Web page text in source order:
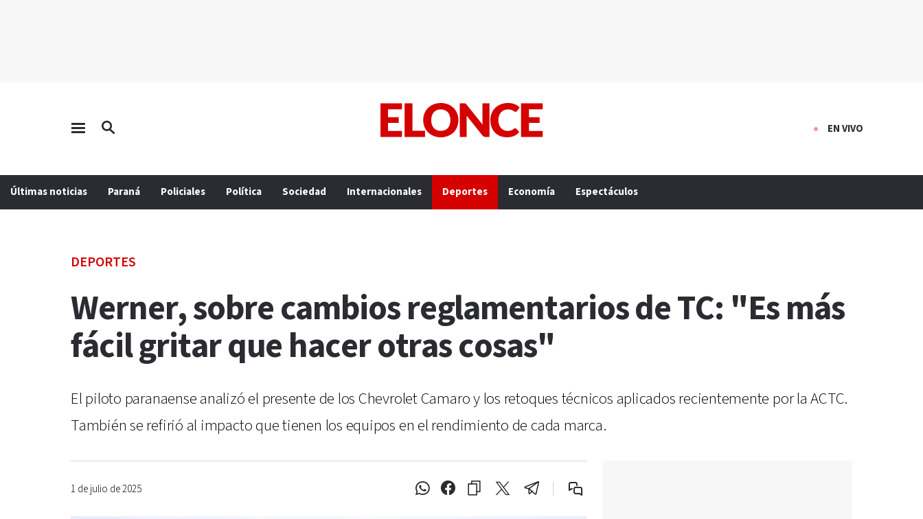
EN VIVO
Últimas noticias Paraná Policiales Política Sociedad Internacionales Deportes Economía Espectáculos
DEPORTES
Werner, sobre cambios reglamentarios de TC: "Es más
fácil gritar que hacer otras cosas"
El piloto paranaense analizó el presente de los Chevrolet Camaro y los retoques técnicos aplicados recientemente por la ACTC.
También se refirió al impacto que tienen los equipos en el rendimiento de cada marca.
1 de julio de 2025